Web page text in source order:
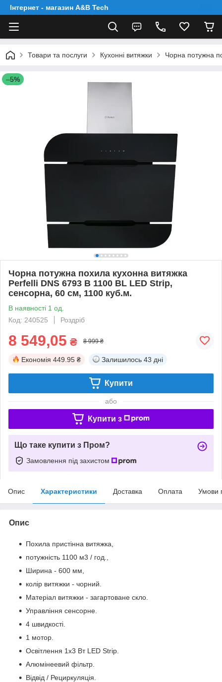
Інтернет - магазин A&B Tech
Товари та послуги Кухонні витяжки Чорна потужна
–5%
Чорна потужна похила кухонна витяжка
Perfelli DNS 6793 B 1100 BL LED Strip,
сенсорна, 60 см, 1100 куб.м.
В наявності 1 од.
Код: 240525
Роздріб
8 549,05 ₴ 8 999 ₴
Економія 449.95 ₴ Залишилось 43 дні
Купити
або
Купити з
Що таке купити з Пром?
Замовлення під захистом
Опис Характеристики Доставка Оплата Умови
Опис
Похила пристінна витяжка,
потужність 1100 м3 / год.,
Ширина - 600 мм,
колір витяжки - чорний.
Матеріал витяжки - загартоване скло.
Управління сенсорне.
4 швидкості.
1 мотор.
Освітлення 1х3 Вт LED Strip.
Алюмінеевий фільтр.
Відвід / Рециркуляція.